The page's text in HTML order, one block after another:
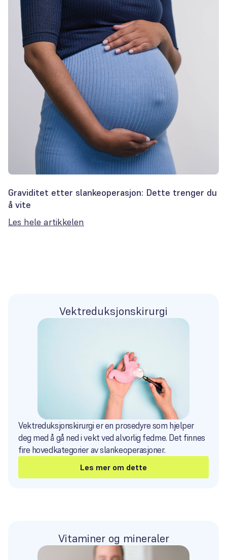
Graviditet etter slankeoperasjon: Dette trenger du
å vite
Les hele artikkelen
Vektreduksjonskirurgi
Vektreduksjonskirurgi er en prosedyre som hjelper
deg med å gå ned i vekt ved alvorlig fedme. Det finnes
fire hovedkategorier av slankeoperasjoner.
Les mer om dette
Vitaminer og mineraler